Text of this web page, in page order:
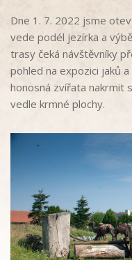
Dne 1. 7. 2022 jsme
vede podél jezírka a
trasy čeká návštěvníky
pohled na expozici jaků
honosná zvířata nakrmit
vedle krmné plochy.